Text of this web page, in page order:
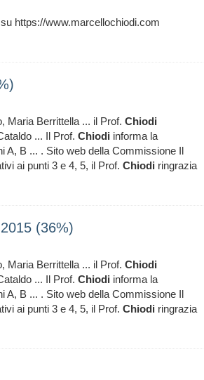
https://www.marcellochiodi.com
Maria Berrittella ... il Prof. Chiodi
... Il Prof. Chiodi informa la
A, B ... . Sito web della Commissione Il
ai punti 3 e 4, 5, il Prof. Chiodi ringrazia
(36%)
Maria Berrittella ... il Prof. Chiodi
... Il Prof. Chiodi informa la
A, B ... . Sito web della Commissione Il
ai punti 3 e 4, 5, il Prof. Chiodi ringrazia